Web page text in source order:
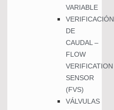
VARIABLE
VERIFICACIÓN
DE
CAUDAL –
FLOW
VERIFICATION
SENSOR
(FVS)
VÁLVULAS